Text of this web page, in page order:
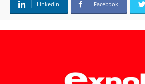
Linkedin Facebook